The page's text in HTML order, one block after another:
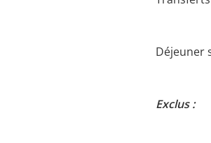
Déjeuner
Exclus :